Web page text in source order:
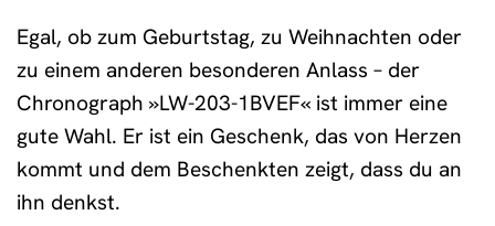
Egal, ob zum Geburtstag, zu Weihnachten oder
zu einem anderen besonderen Anlass – der
Chronograph »LW-203-1BVEF« ist immer eine
gute Wahl. Er ist ein Geschenk, das von Herzen
kommt und dem Beschenkten zeigt, dass du an
ihn denkst.